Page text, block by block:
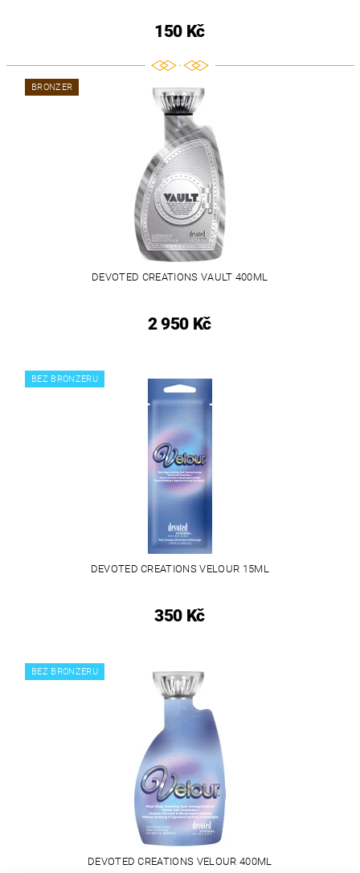
150 Kč
BRONZER
DEVOTED CREATIONS VAULT 400ML
2 950 Kč
BEZ BRONZERU
DEVOTED CREATIONS VELOUR 15ML
350 Kč
BEZ BRONZERU
DEVOTED CREATIONS VELOUR 400ML